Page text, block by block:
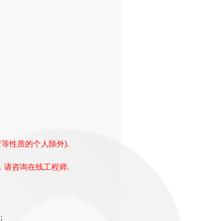
性质的个人除外).
请咨询在线工程师.